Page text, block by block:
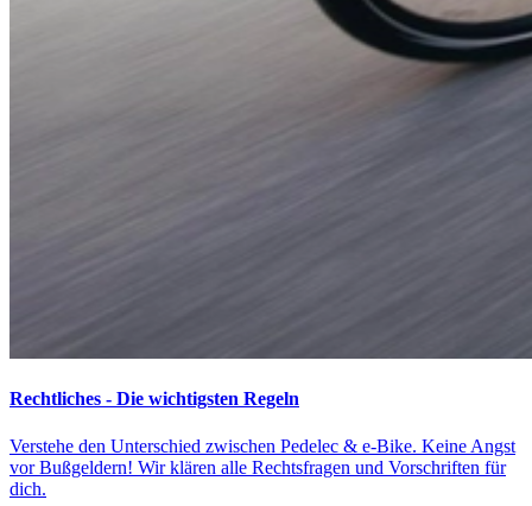
Rechtliches - Die wichtigsten Regeln
Verstehe den Unterschied zwischen Pedelec & e-Bike. Keine Angst
vor Bußgeldern! Wir klären alle Rechtsfragen und Vorschriften für
dich.